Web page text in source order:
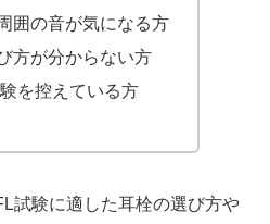
囲の音が気になる方
方が分からない方
を控えている方
試験に適した耳栓の選び方や